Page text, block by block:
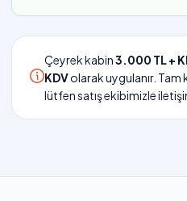
Çeyrek kabin3.000 TL +
KDVolarak uygulanır.
lütfen satış ekibimizle